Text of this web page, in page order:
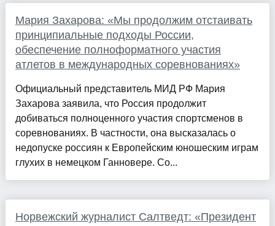
Мария Захарова: «Мы продолжим отстаивать
принципиальные подходы России,
обеспечение полноформатного участия
атлетов в международных соревнованиях»
Официальный представитель МИД РФ Мария
Захарова заявила, что Россия продолжит
добиваться полноценного участия спортсменов в
соревнованиях. В частности, она высказалась о
недопуске россиян к Европейским юношеским играм
глухих в немецком Ганновере. Со...
Норвежский журналист Салтведт: «Президент